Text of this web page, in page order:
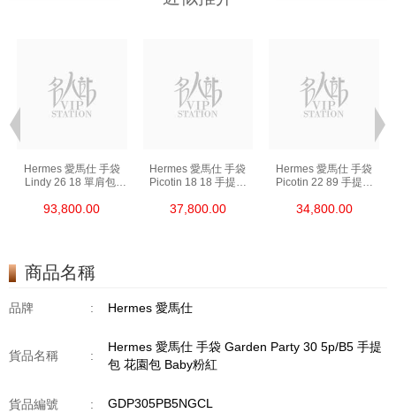
Hermes 愛馬仕 手袋
Lindy 26 18 單肩包/
93,800.00
Hermes 愛馬仕 手袋
Picotin 18 18 手提包
37,800.00
Hermes 愛馬仕 手袋
Picotin 22 89 手提包
34,800.00
商品名稱
品牌 : Hermes 愛馬仕
貨品名稱 :
Hermes 愛馬仕 手袋 Garden Party 30 5p/B5 手提
包 花園包 Baby粉紅
貨品編號 : GDP305PB5NGCL